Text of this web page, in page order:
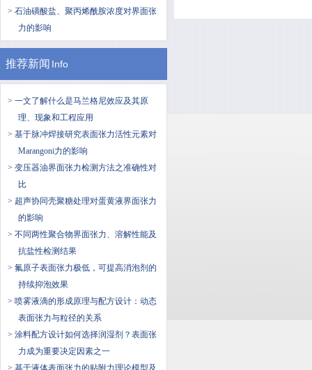
> 石油磺酸盐、聚丙烯酰胺浓度对界面张
力的影响
推荐新闻 Info
> 一文了解什么是​马兰格尼效应及其原
理、现象和工程应用
> 基于脉冲焊接研究表面张力活性元素对
Marangoni力的影响
> 变压器油界面张力检测方法之准确性对
比
> 超声协同壳聚糖处理对蛋黄液界面张力
的影响
> 不同两性聚合物界面张力、溶解性能及
抗盐性检测结果
> 氟原子表面张力极低，可提高消泡剂的
持续抑泡效果
> 喷雾液滴的形成原理与配方设计：动态
表面张力与粒径的关系
> 涂料配方设计如何选择润湿剂？表面张
力成为重要决定因素之一
> ​基于液体表面张力的贴附力理论模型及